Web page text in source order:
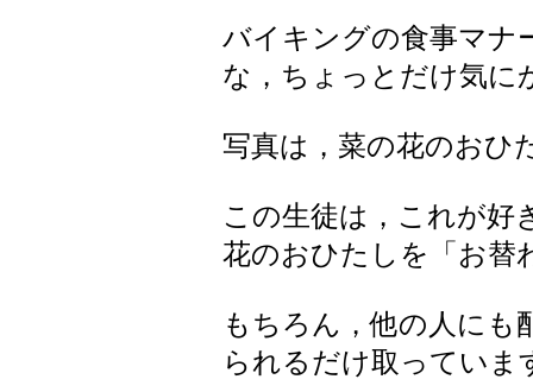
バイキングの食事マナ
な，ちょっとだけ気に
写真は，菜の花のおひ
この生徒は，これが好
花のおひたしを「お替
もちろん，他の人にも
られるだけ取っていま